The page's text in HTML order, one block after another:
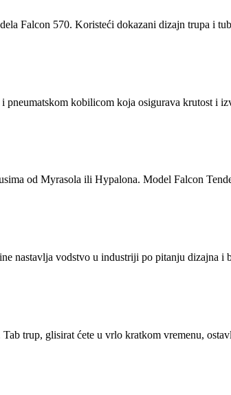
Falcon 570. Koristeći dokazani dizajn trupa i
kobilicom koja osigurava krutost i
od Myrasola ili Hypalona. Model Falcon
nastavlja vodstvo u industriji po pitanju dizajna
trup, glisirat ćete u vrlo kratkom vremenu,